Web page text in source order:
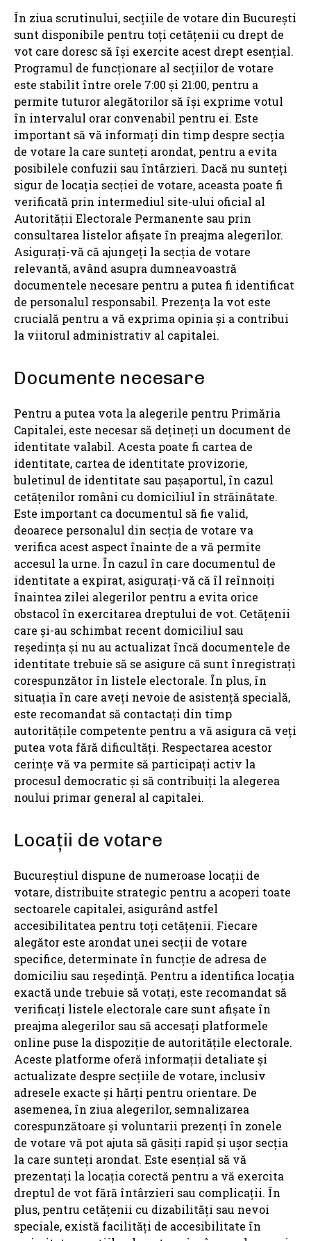
În ziua scrutinului, secțiile de votare din București
sunt disponibile pentru toți cetățenii cu drept de
vot care doresc să își exercite acest drept esențial.
Programul de funcționare al secțiilor de votare
este stabilit între orele 7:00 și 21:00, pentru a
permite tuturor alegătorilor să își exprime votul
în intervalul orar convenabil pentru ei. Este
important să vă informați din timp despre secția
de votare la care sunteți arondat, pentru a evita
posibilele confuzii sau întârzieri. Dacă nu sunteți
sigur de locația secției de votare, aceasta poate fi
verificată prin intermediul site-ului oficial al
Autorității Electorale Permanente sau prin
consultarea listelor afișate în preajma alegerilor.
Asigurați-vă că ajungeți la secția de votare
relevantă, având asupra dumneavoastră
documentele necesare pentru a putea fi identificat
de personalul responsabil. Prezența la vot este
crucială pentru a vă exprima opinia și a contribui
la viitorul administrativ al capitalei.
Documente necesare
Pentru a putea vota la alegerile pentru Primăria
Capitalei, este necesar să dețineți un document de
identitate valabil. Acesta poate fi cartea de
identitate, cartea de identitate provizorie,
buletinul de identitate sau pașaportul, în cazul
cetățenilor români cu domiciliul în străinătate.
Este important ca documentul să fie valid,
deoarece personalul din secția de votare va
verifica acest aspect înainte de a vă permite
accesul la urne. În cazul în care documentul de
identitate a expirat, asigurați-vă că îl reînnoiți
înaintea zilei alegerilor pentru a evita orice
obstacol în exercitarea dreptului de vot. Cetățenii
care și-au schimbat recent domiciliul sau
reședința și nu au actualizat încă documentele de
identitate trebuie să se asigure că sunt înregistrați
corespunzător în listele electorale. În plus, în
situația în care aveți nevoie de asistență specială,
este recomandat să contactați din timp
autoritățile competente pentru a vă asigura că veți
putea vota fără dificultăți. Respectarea acestor
cerințe vă va permite să participați activ la
procesul democratic și să contribuiți la alegerea
noului primar general al capitalei.
Locații de votare
Bucureștiul dispune de numeroase locații de
votare, distribuite strategic pentru a acoperi toate
sectoarele capitalei, asigurând astfel
accesibilitatea pentru toți cetățenii. Fiecare
alegător este arondat unei secții de votare
specifice, determinate în funcție de adresa de
domiciliu sau reședință. Pentru a identifica locația
exactă unde trebuie să votați, este recomandat să
verificați listele electorale care sunt afișate în
preajma alegerilor sau să accesați platformele
online puse la dispoziție de autoritățile electorale.
Aceste platforme oferă informații detaliate și
actualizate despre secțiile de votare, inclusiv
adresele exacte și hărți pentru orientare. De
asemenea, în ziua alegerilor, semnalizarea
corespunzătoare și voluntarii prezenți în zonele
de votare vă pot ajuta să găsiți rapid și ușor secția
la care sunteți arondat. Este esențial să vă
prezentați la locația corectă pentru a vă exercita
dreptul de vot fără întârzieri sau complicații. În
plus, pentru cetățenii cu dizabilități sau nevoi
speciale, există facilități de accesibilitate în